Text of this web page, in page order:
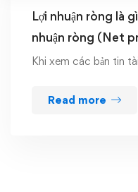
Lợi nhuận ròng là
nhuận ròng (Net
Khi xem các bản tin
Read more